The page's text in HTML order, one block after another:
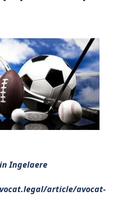
Ingelaere
article/avocat-